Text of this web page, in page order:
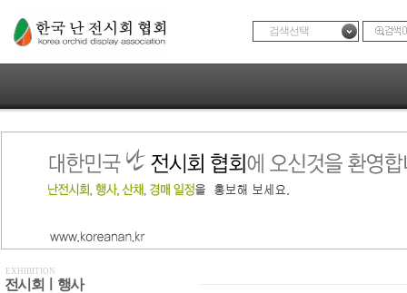
검색선택
EXHIBITION
전시회ㅣ행사